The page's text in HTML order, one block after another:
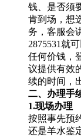
钱、是否须
肯到场，想
务，客服会
2875531就
任何价钱，
议提供有效
续的时间，
二、办理手
1.现场办理
按照事先预
还是羊水鉴